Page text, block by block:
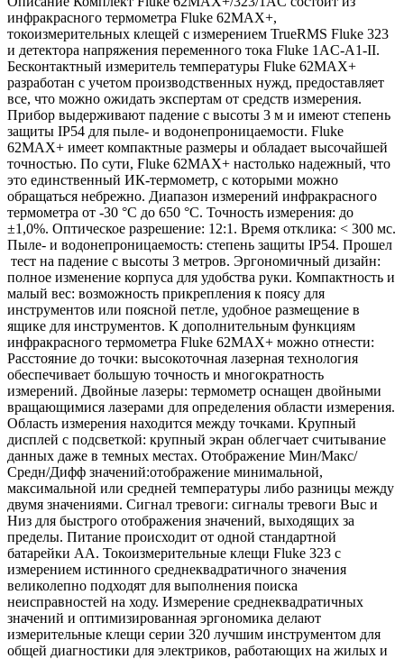
инфракрасного термометра Fluke 62MAX+,
токоизмерительных клещей с измерением TrueRMS Fluke 323
и детектора напряжения переменного тока Fluke 1AC-A1-II.
Бесконтактный измеритель температуры Fluke 62MAX+
разработан с учетом производственных нужд, предоставляет
все, что можно ожидать экспертам от средств измерения.
Прибор выдерживают падение с высоты 3 м и имеют степень
защиты IP54 для пыле- и водонепроницаемости. Fluke
62MAX+ имеет компактные размеры и обладает высочайшей
точностью. По сути, Fluke 62MAX+ настолько надежный, что
это единственный ИК-термометр, с которыми можно
обращаться небрежно. Диапазон измерений инфракрасного
термометра от -30 °C до 650 °C. Точность измерения: до
±1,0%. Оптическое разрешение: 12:1. Время отклика: < 300 мс.
Пыле- и водонепроницаемость: степень защиты IP54. Прошел
тест на падение с высоты 3 метров. Эргономичный дизайн:
полное изменение корпуса для удобства руки. Компактность и
малый вес: возможность прикрепления к поясу для
инструментов или поясной петле, удобное размещение в
ящике для инструментов. К дополнительным функциям
инфракрасного термометра Fluke 62MAX+ можно отнести:
Расстояние до точки: высокоточная лазерная технология
обеспечивает большую точность и многократность
измерений. Двойные лазеры: термометр оснащен двойными
вращающимися лазерами для определения области измерения.
Область измерения находится между точками. Крупный
дисплей с подсветкой: крупный экран облегчает считывание
данных даже в темных местах. Отображение Мин/Макс/
Средн/Дифф значений:отображение минимальной,
максимальной или средней температуры либо разницы между
двумя значениями. Сигнал тревоги: сигналы тревоги Выс и
Низ для быстрого отображения значений, выходящих за
пределы. Питание происходит от одной стандартной
батарейки AA. Токоизмерительные клещи Fluke 323 с
измерением истинного среднеквадратичного значения
великолепно подходят для выполнения поиска
неисправностей на ходу. Измерение среднеквадратичных
значений и оптимизированная эргономика делают
измерительные клещи серии 320 лучшим инструментом для
общей диагностики для электриков, работающих на жилых и